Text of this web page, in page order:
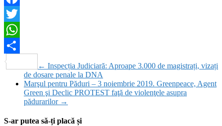
Facebook
Twitter
WhatsApp
Partajează
← Inspecția Judiciară: Aproape 3.000 de magistrați, vizați
de dosare penale la DNA
Marşul pentru Păduri – 3 noiembrie 2019. Greenpeace, Agent
Green şi Declic PROTEST faţă de violenţele asupra
pădurarilor →
S-ar putea să-ți placă și